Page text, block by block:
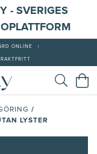
- SVERIGES
ONLINE
/
LYSTER